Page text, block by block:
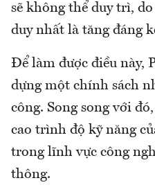
sẽ không thể duy trì,
duy nhất là tăng đáng
Để làm được điều này,
dựng một chính sách
công. Song song với
cao trình độ kỹ năng
trong lĩnh vực công
thông.